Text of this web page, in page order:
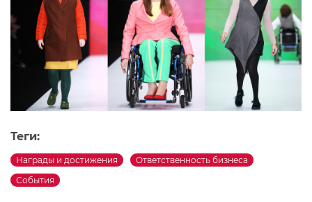
Теги:
Награды и достижения
Ответственность бизнеса
События